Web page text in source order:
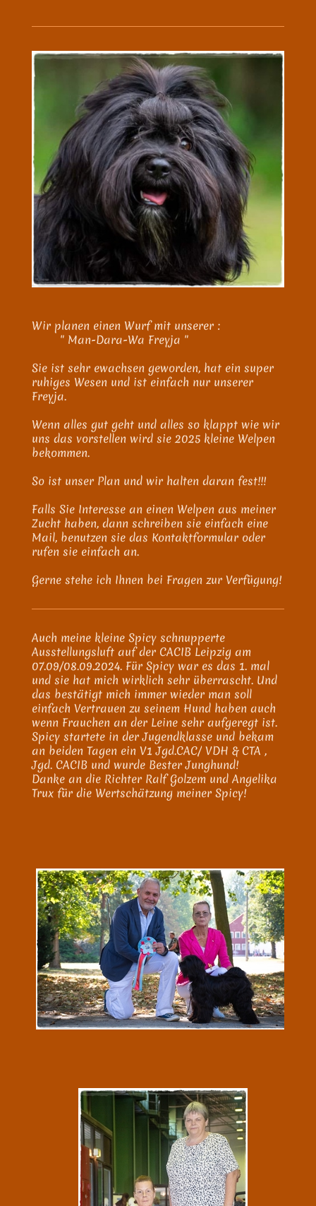
Wir planen einen Wurf mit unserer :
" Man-Dara-Wa Freyja "
Sie ist sehr ewachsen geworden, hat ein super
ruhiges Wesen und ist einfach nur unserer
Freyja.
Wenn alles gut geht und alles so klappt wie wir
uns das vorstellen wird sie 2025 kleine Welpen
bekommen.
So ist unser Plan und wir halten daran fest!!!
Falls Sie Interesse an einen Welpen aus meiner
Zucht haben, dann schreiben sie einfach eine
Mail, benutzen sie das Kontaktformular oder
rufen sie einfach an.
Gerne stehe ich Ihnen bei Fragen zur Verfügung!
Auch meine kleine Spicy schnupperte
Ausstellungsluft auf der CACIB Leipzig am
07.09/08.09.2024. Für Spicy war es das 1. mal
und sie hat mich wirklich sehr überrascht. Und
das bestätigt mich immer wieder man soll
einfach Vertrauen zu seinem Hund haben auch
wenn Frauchen an der Leine sehr aufgeregt ist.
Spicy startete in der Jugendklasse und bekam
an beiden Tagen ein V1 Jgd.CAC/ VDH & CTA ,
Jgd. CACIB und wurde Bester Junghund!
Danke an die Richter Ralf Golzem und Angelika
Trux für die Wertschätzung meiner Spicy!